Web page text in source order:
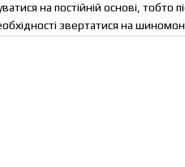
на постійній основі, тобто
звертатися на